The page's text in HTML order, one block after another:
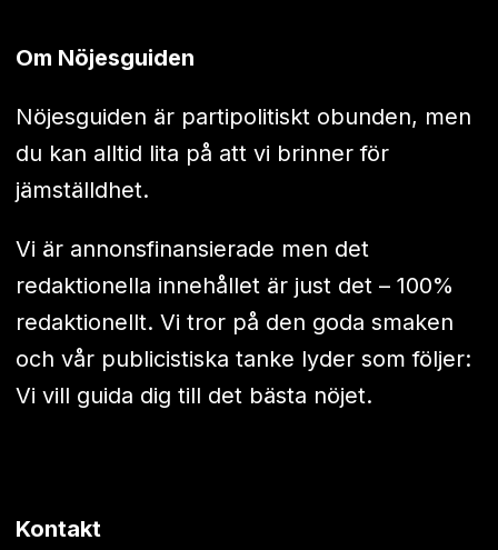
Om Nöjesguiden
Nöjesguiden är partipolitiskt obunden, men
du kan alltid lita på att vi brinner för
jämställdhet.
Vi är annonsfinansierade men det
redaktionella innehållet är just det – 100%
redaktionellt. Vi tror på den goda smaken
och vår publicistiska tanke lyder som följer:
Vi vill guida dig till det bästa nöjet.
Kontakt